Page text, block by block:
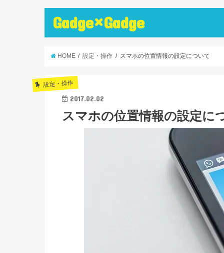
Gadge×Gadge
HOME 設定・操作 スマホの位置情報の設定について
設定・操作
2017.02.02
スマホの位置情報の設定に